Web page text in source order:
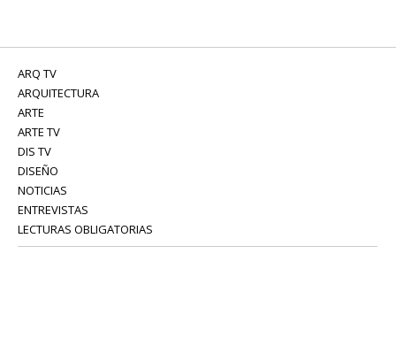
ARQ TV
ARQUITECTURA
ARTE
ARTE TV
DIS TV
DISEÑO
NOTICIAS
ENTREVISTAS
LECTURAS OBLIGATORIAS